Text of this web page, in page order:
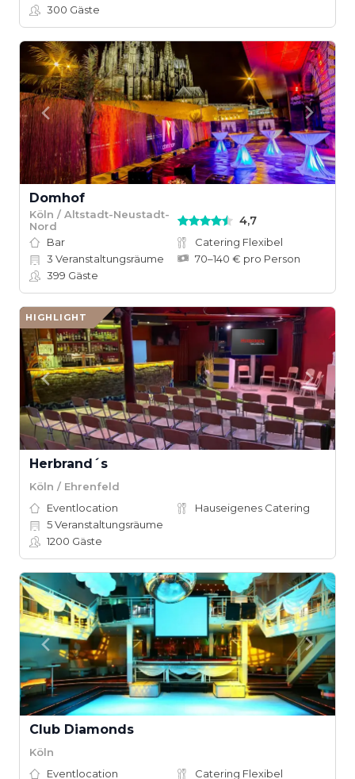
300 Gäste
Domhof
Köln / Altstadt-Neustadt-
Nord
4,7
Bar
Catering Flexibel
3 Veranstaltungsräume
70–140 € pro Person
399 Gäste
HIGHLIGHT
Herbrand´s
Köln / Ehrenfeld
Eventlocation
Hauseigenes Catering
5Veranstaltungsräume
1200 Gäste
Club Diamonds
Köln
Eventlocation
Catering Flexibel